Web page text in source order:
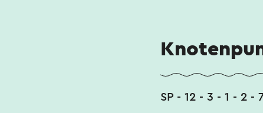
SP - 12 - 3 - 1 - 2 -